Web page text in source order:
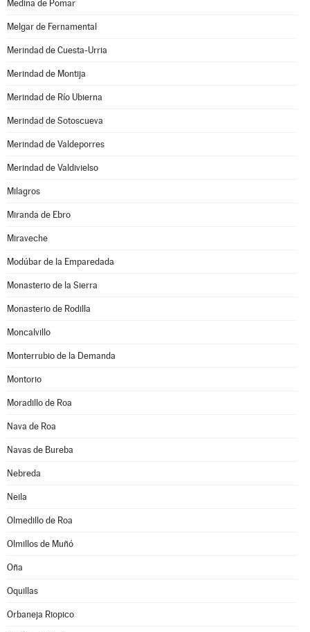
Medina de Pomar
Melgar de Fernamental
Merindad de Cuesta-Urria
Merindad de Montija
Merindad de Río Ubierna
Merindad de Sotoscueva
Merindad de Valdeporres
Merindad de Valdivielso
Milagros
Miranda de Ebro
Miraveche
Modúbar de la Emparedada
Monasterio de la Sierra
Monasterio de Rodilla
Moncalvillo
Monterrubio de la Demanda
Montorio
Moradillo de Roa
Nava de Roa
Navas de Bureba
Nebreda
Neila
Olmedillo de Roa
Olmillos de Muñó
Oña
Oquillas
Orbaneja Riopico